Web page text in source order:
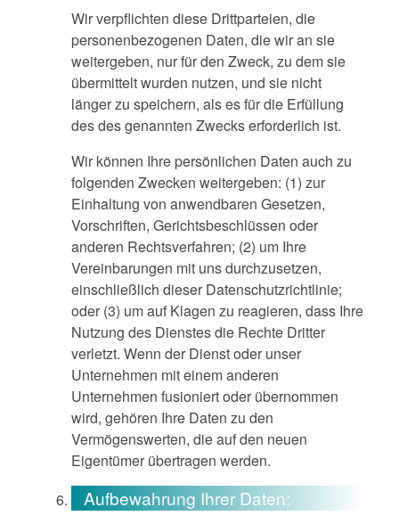
Wir verpflichten diese Drittparteien, die
personenbezogenen Daten, die wir an sie
weitergeben, nur für den Zweck, zu dem sie
übermittelt wurden nutzen, und sie nicht
länger zu speichern, als es für die Erfüllung
des des genannten Zwecks erforderlich ist.
Wir können Ihre persönlichen Daten auch zu
folgenden Zwecken weitergeben: (1) zur
Einhaltung von anwendbaren Gesetzen,
Vorschriften, Gerichtsbeschlüssen oder
anderen Rechtsverfahren; (2) um Ihre
Vereinbarungen mit uns durchzusetzen,
einschließlich dieser Datenschutzrichtlinie;
oder (3) um auf Klagen zu reagieren, dass Ihre
Nutzung des Dienstes die Rechte Dritter
verletzt. Wenn der Dienst oder unser
Unternehmen mit einem anderen
Unternehmen fusioniert oder übernommen
wird, gehören Ihre Daten zu den
Vermögenswerten, die auf den neuen
Eigentümer übertragen werden.
Aufbewahrung Ihrer Daten: